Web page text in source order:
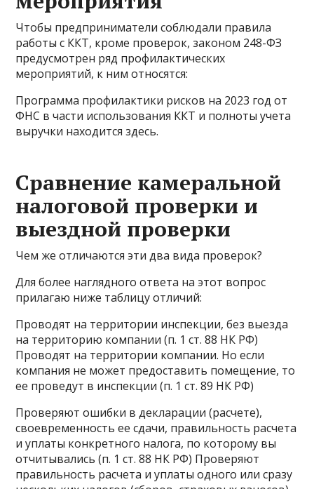
Чтобы предприниматели соблюдали правила
работы с ККТ, кроме проверок, законом 248-ФЗ
предусмотрен ряд профилактических
мероприятий, к ним относятся:
Программа профилактики рисков на 2023 год от
ФНС в части использования ККТ и полноты учета
выручки находится здесь.
Сравнение камеральной
налоговой проверки и
выездной проверки
Чем же отличаются эти два вида проверок?
Для более наглядного ответа на этот вопрос
прилагаю ниже таблицу отличий:
Проводят на территории инспекции, без выезда
на территорию компании (п. 1 ст. 88 НК РФ)
Проводят на территории компании. Но если
компания не может предоставить помещение, то
ее проведут в инспекции (п. 1 ст. 89 НК РФ)
Проверяют ошибки в декларации (расчете),
своевременность ее сдачи, правильность расчета
и уплаты конкретного налога, по которому вы
отчитывались (п. 1 ст. 88 НК РФ) Проверяют
правильность расчета и уплаты одного или сразу